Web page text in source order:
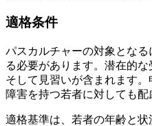
適格条件
パスカルチャーの対象とな
る必要があります。潜在的な
そして見習いが含まれます
障害を持つ若者に対しても配
適格基準は、若者の年齢と